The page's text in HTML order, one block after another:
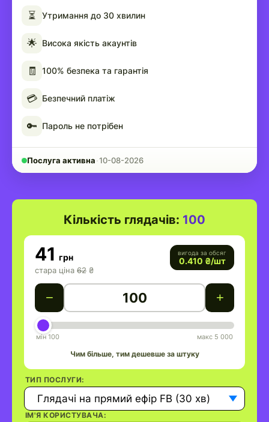
⏳ Утримання до 30 хвилин
🌟 Висока якість акаунтів
🧾 100% безпека та гарантія
💳 Безпечний платіж
🔑 Пароль не потрібен
Послуга активна·10-08-2026
Кількість глядачів: 100
41 грн
стара ціна 62 ₴
вигода за обсяг
0.410 ₴/шт
− +
мін 100 макс 5 000
Чим більше, тим дешевше за штуку
ТИП ПОСЛУГИ:
Глядачі на прямий ефір FB (30 хв)
ІМ'Я КОРИСТУВАЧА: